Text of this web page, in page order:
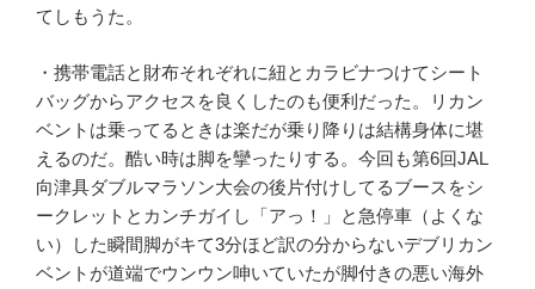
てしもうた。
・携帯電話と財布それぞれに紐とカラビナつけてシート
バッグからアクセスを良くしたのも便利だった。リカン
ベントは乗ってるときは楽だが乗り降りは結構身体に堪
えるのだ。酷い時は脚を攣ったりする。今回も第6回JAL
向津具ダブルマラソン大会の後片付けしてるブースをシ
ークレットとカンチガイし「アっ！」と急停車（よくな
い）した瞬間脚がキて3分ほど訳の分からないデブリカン
ベントが道端でウンウン呻いていたが脚付きの悪い海外